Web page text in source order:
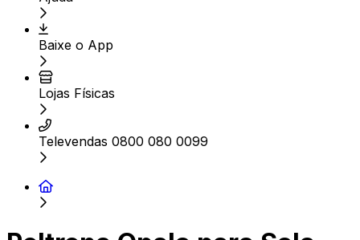
Baixe o App
Lojas Físicas
Televendas 0800 080 0099